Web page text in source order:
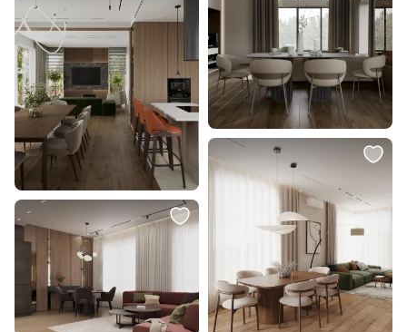
7 900 ₽
Светильник подвесной Crystal
Lux LUISA LUISA SP1
BRASS/TRANSPARENT
В корзину
7 492 ₽ 2 337 ₽
Подвесной светильник Lussole
Латтис LSP-8214
В корзину